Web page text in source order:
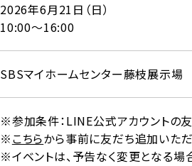
2026年6月21日（日）
10:00～16:00
SBSマイホームセンター藤枝展示場
※参加条件：LINE公式アカウントの
※こちらから事前に友だち追加いただ
※イベントは、予告なく変更となる場